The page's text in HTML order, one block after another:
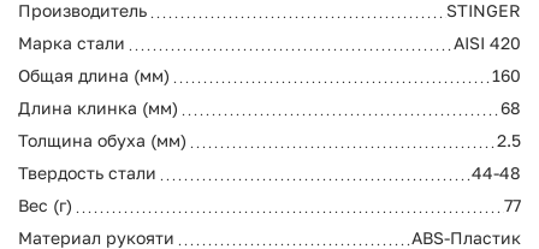
Производитель
STINGER
Марка стали
AISI 420
Общая длина (мм)
160
Длина клинка (мм)
68
Толщина обуха (мм)
2.5
Твердость стали
44-48
Вес (г)
77
Материал рукояти
ABS-Пластик